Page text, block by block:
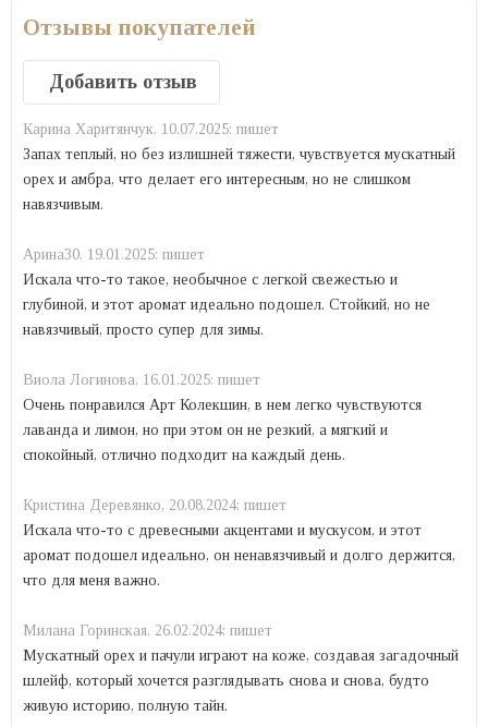
Отзывы покупателей
Добавить отзыв
Карина Харитянчук, 10.07.2025: пишет
Запах теплый, но без излишней тяжести, чувствуется мускатный
орех и амбра, что делает его интересным, но не слишком
навязчивым.
Арина30, 19.01.2025: пишет
Искала что-то такое, необычное с легкой свежестью и
глубиной, и этот аромат идеально подошел. Стойкий, но не
навязчивый, просто супер для зимы.
Виола Логинова, 16.01.2025: пишет
Очень понравился Арт Колекшин, в нем легко чувствуются
лаванда и лимон, но при этом он не резкий, а мягкий и
спокойный, отлично подходит на каждый день.
Кристина Деревянко, 20.08.2024: пишет
Искала что-то с древесными акцентами и мускусом, и этот
аромат подошел идеально, он ненавязчивый и долго держится,
что для меня важно.
Mилана Горинская, 26.02.2024: пишет
Мускатный орех и пачули играют на коже, создавая загадочный
шлейф, который хочется разглядывать снова и снова, будто
живую историю, полную тайн.